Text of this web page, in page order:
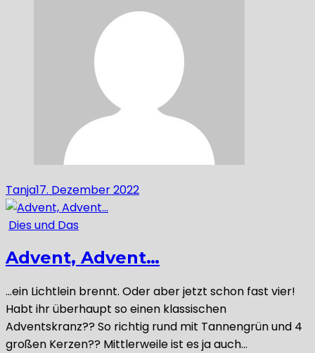
Tanja17. Dezember 2022
Dies und Das
Advent, Advent…
…ein Lichtlein brennt. Oder aber jetzt schon fast vier!
Habt ihr überhaupt so einen klassischen
Adventskranz?? So richtig rund mit Tannengrün und 4
großen Kerzen?? Mittlerweile ist es ja auch…